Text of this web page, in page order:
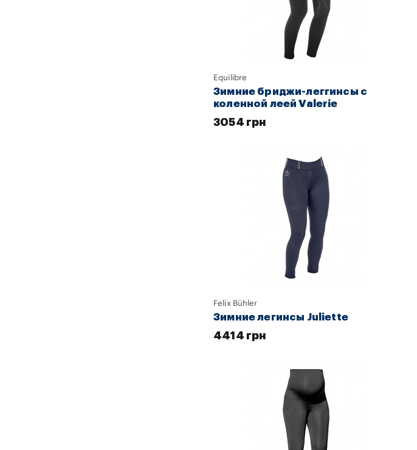
Equilibre
Зимние бриджи-леггинсы с
коленной леей Valerie
3054 грн
Felix Bühler
Зимние легинсы Juliette
4414 грн